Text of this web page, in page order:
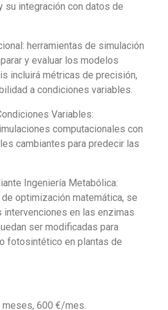
su integración con datos de
herramientas de simulación
y evaluar los modelos
incluirá métricas de precisión,
a condiciones variables.
Variables:
computacionales con
cambiantes para predecir las
Ingeniería Metabólica:
optimización matemática, se
en las enzimas
ser modificadas para
fotosintético en plantas de
meses, 600 €/mes.